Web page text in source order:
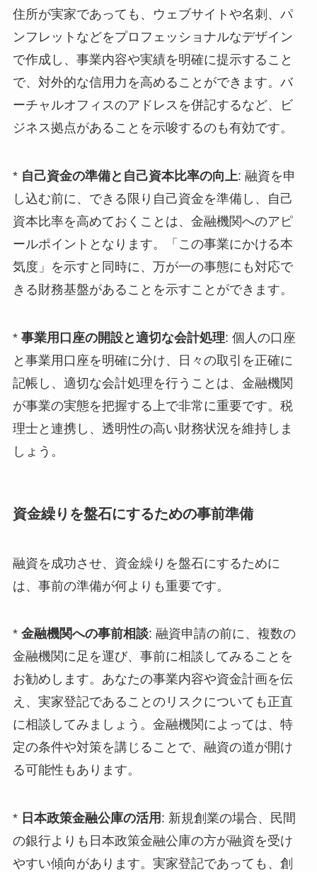
住所が実家であっても、ウェブサイトや名刺、パ
ンフレットなどをプロフェッショナルなデザイン
で作成し、事業内容や実績を明確に提示すること
で、対外的な信用力を高めることができます。バ
ーチャルオフィスのアドレスを併記するなど、ビ
ジネス拠点があることを示唆するのも有効です。
* 自己資金の準備と自己資本比率の向上: 融資を申
し込む前に、できる限り自己資金を準備し、自己
資本比率を高めておくことは、金融機関へのアピ
ールポイントとなります。「この事業にかける本
気度」を示すと同時に、万が一の事態にも対応で
きる財務基盤があることを示すことができます。
* 事業用口座の開設と適切な会計処理: 個人の口座
と事業用口座を明確に分け、日々の取引を正確に
記帳し、適切な会計処理を行うことは、金融機関
が事業の実態を把握する上で非常に重要です。税
理士と連携し、透明性の高い財務状況を維持しま
しょう。
資金繰りを盤石にするための事前準備
融資を成功させ、資金繰りを盤石にするために
は、事前の準備が何よりも重要です。
* 金融機関への事前相談: 融資申請の前に、複数の
金融機関に足を運び、事前に相談してみることを
お勧めします。あなたの事業内容や資金計画を伝
え、実家登記であることのリスクについても正直
に相談してみましょう。金融機関によっては、特
定の条件や対策を講じることで、融資の道が開け
る可能性もあります。
* 日本政策金融公庫の活用 : 新規創業の場合、民間
の銀行よりも日本政策金融公庫の方が融資を受け
やすい傾向があります。実家登記であっても、創